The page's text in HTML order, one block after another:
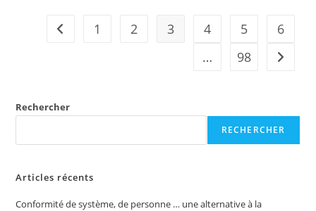
–
Go to the previous page
1 2 3 4 5
6
…
98 Aller à
Rechercher
RECHERCHER
Articles récents
Conformité de système, de personne … une alternative à la